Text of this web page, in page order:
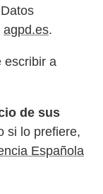
agpd.es.
escribir a
de sus
si lo prefiere,
Española